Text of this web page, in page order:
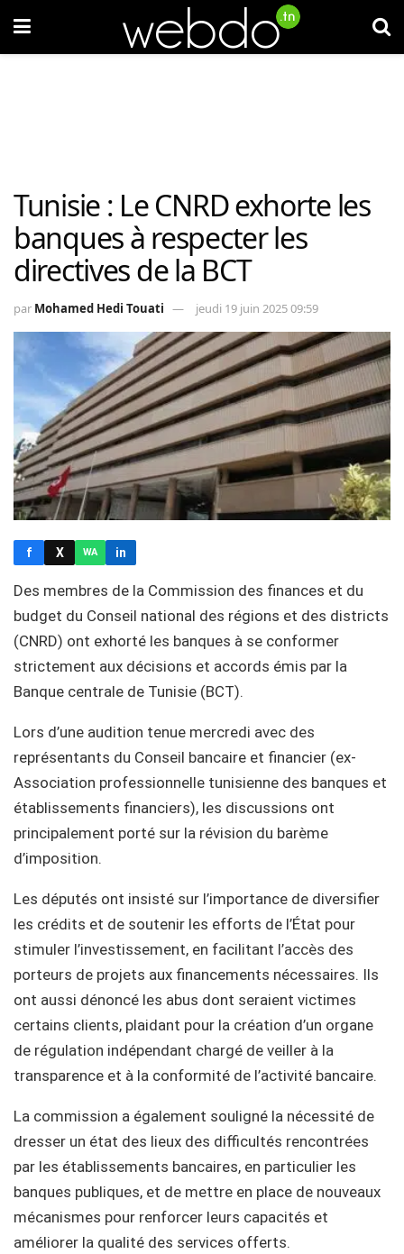
Tunisie : Le CNRD exhorte les
banques à respecter les
directives de la BCT
par Mohamed Hedi Touati jeudi 19 juin 2025 09:59
f X WA in
Des membres de la Commission des finances et du
budget du Conseil national des régions et des districts
(CNRD) ont exhorté les banques à se conformer
strictement aux décisions et accords émis par la
Banque centrale de Tunisie (BCT).
Lors d’une audition tenue mercredi avec des
représentants du Conseil bancaire et financier (ex-
Association professionnelle tunisienne des banques et
établissements financiers), les discussions ont
principalement porté sur la révision du barème
d’imposition.
Les députés ont insisté sur l’importance de diversifier
les crédits et de soutenir les efforts de l’État pour
stimuler l’investissement, en facilitant l’accès des
porteurs de projets aux financements nécessaires. Ils
ont aussi dénoncé les abus dont seraient victimes
certains clients, plaidant pour la création d’un organe
de régulation indépendant chargé de veiller à la
transparence et à la conformité de l’activité bancaire.
La commission a également souligné la nécessité de
dresser un état des lieux des difficultés rencontrées
par les établissements bancaires, en particulier les
banques publiques, et de mettre en place de nouveaux
mécanismes pour renforcer leurs capacités et
améliorer la qualité des services offerts.